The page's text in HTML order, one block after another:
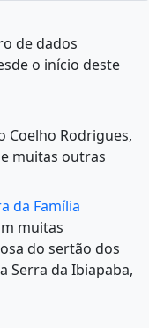
de dados
o início deste
Coelho Rodrigues,
muitas outras
da Família
muitas
do sertão dos
Serra da Ibiapaba,